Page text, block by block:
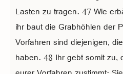
Lasten zu tragen. 47 Wie
ihr baut die Grabhöhlen der
Vorfahren sind diejenigen,
haben. 48 Ihr gebt somit zu,